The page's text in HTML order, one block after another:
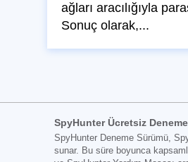
ağları aracılığıyla
Sonuç olarak,...
SpyHunter Ücretsiz
SpyHunter Deneme Sürümü,
sunar. Bu süre boyunca